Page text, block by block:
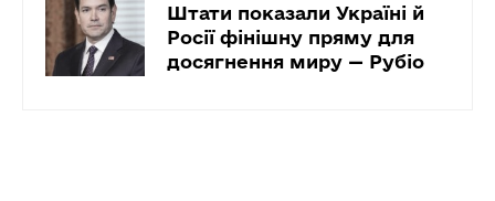
Штати показали Україні й
Росії фінішну пряму для
досягнення миру — Рубіо